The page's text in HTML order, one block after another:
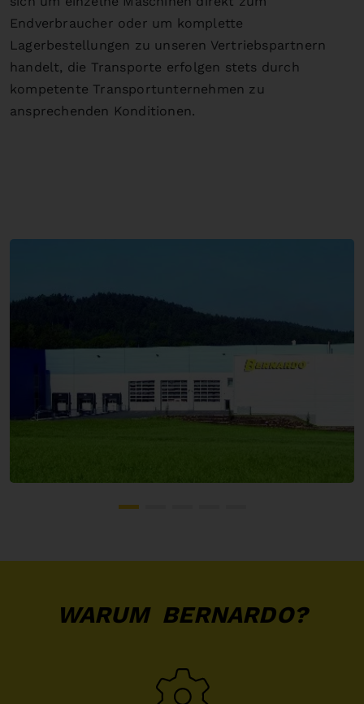
Endverbraucher oder um komplette
Lagerbestellungen zu unseren Vertriebspartnern
handelt, die Transporte erfolgen stets durch
kompetente Transportunternehmen zu
ansprechenden Konditionen.
WARUM BERNARDO?